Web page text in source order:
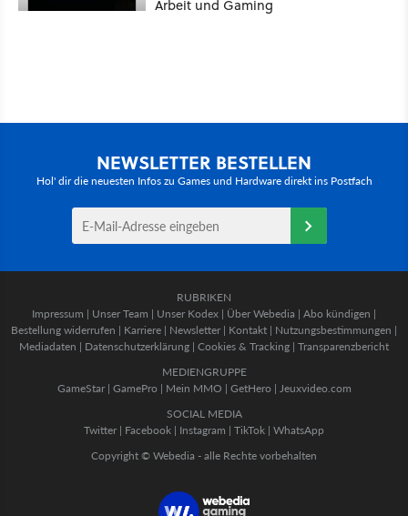
Arbeit und Gaming
NEWSLETTER BESTELLEN
Hol' dir die neuesten Infos zu Games und Hardware direkt ins Postfach
RUBRIKEN
Impressum | Unser Team | Unser Kodex | Über Webedia | Abo kündigen |
Bestellung widerrufen | Karriere | Newsletter | Kontakt | Nutzungsbestimmungen |
Mediadaten | Datenschutzerklärung | Cookies & Tracking | Transparenzbericht
MEDIENGRUPPE
GameStar| GamePro | Mein MMO | GetHero | Jeuxvideo.com
SOCIAL MEDIA
Twitter | Facebook | Instagram | TikTok | WhatsApp
Copyright © Webedia - alle Rechte vorbehalten